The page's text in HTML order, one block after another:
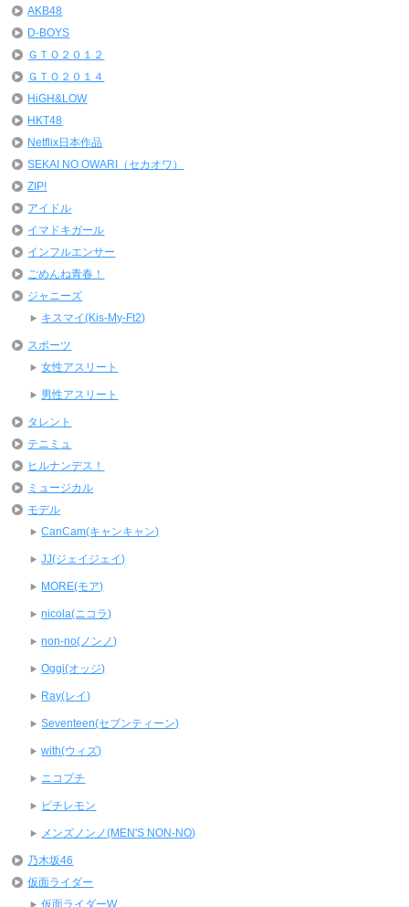
AKB48
D-BOYS
ＧＴＯ２０１２
ＧＴＯ２０１４
HiGH&LOW
HKT48
Netflix日本作品
SEKAI NO OWARI（セカオワ）
ZIP!
アイドル
イマドキガール
インフルエンサー
ごめんね青春！
ジャニーズ
キスマイ(Kis-My-Ft2)
スポーツ
女性アスリート
男性アスリート
タレント
テニミュ
ヒルナンデス！
ミュージカル
モデル
CanCam(キャンキャン)
JJ(ジェイジェイ)
MORE(モア)
nicola(ニコラ)
non-no(ノンノ)
Oggi(オッジ)
Ray(レイ)
Seventeen(セブンティーン)
with(ウィズ)
ニコプチ
ピチレモン
メンズノンノ(MEN'S NON-NO)
乃木坂46
仮面ライダー